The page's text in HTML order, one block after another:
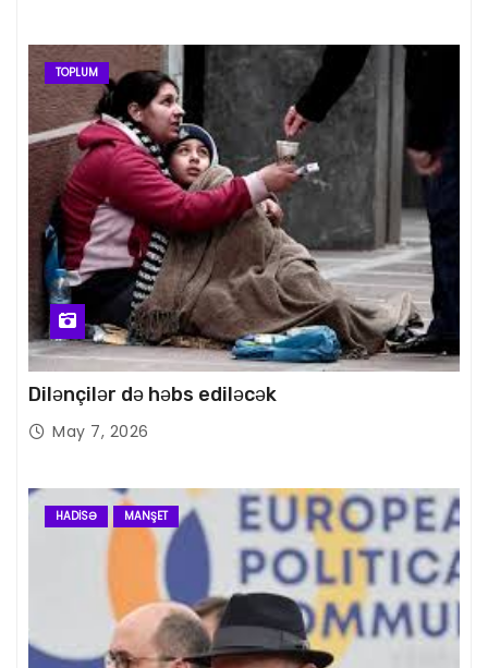
TOPLUM
Dilənçilər də həbs ediləcək
May 7, 2026
HADISƏ MANŞET